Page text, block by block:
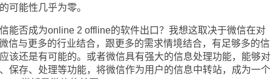
可能性几乎为零。
否成为online 2 offline的软件出口？我想这取决于微信在对
信与更多的行业结合，跟更多的需求情境结合，有足够多的信
该还是有可能的。或者微信具有强大的信息处理功能，能够对
保存、处理等功能，将微信作为用户的信息中转站，成为一个